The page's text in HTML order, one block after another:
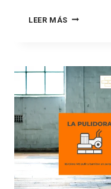
LEER MÁS 86
TRABAJO?